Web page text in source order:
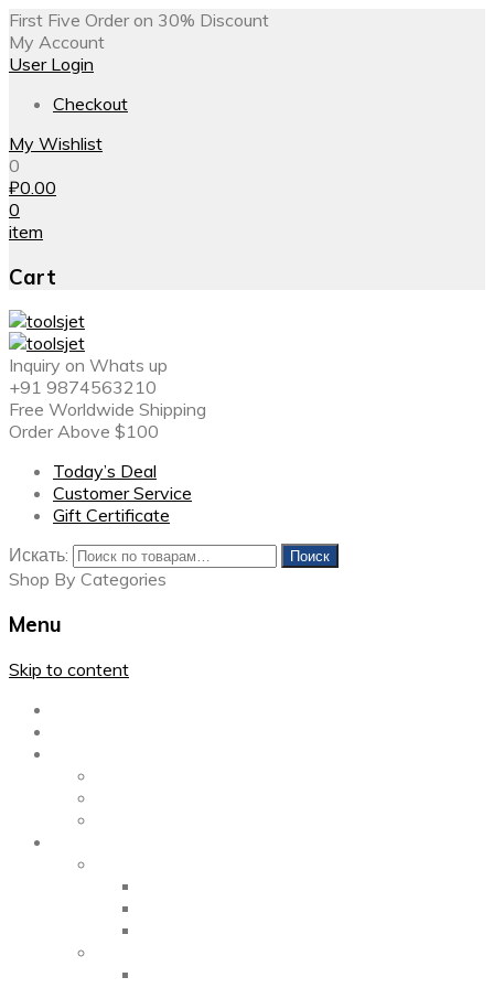
First Five Order on 30% Discount
My Account
User Login
Checkout
My Wishlist
0
₽0.00
0
item
Cart
Inquiry on Whats up
+91 9874563210
Free Worldwide Shipping
Order Above $100
Today’s Deal
Customer Service
Gift Certificate
Искать:
Поиск
Shop By Categories
Menu
Skip to content